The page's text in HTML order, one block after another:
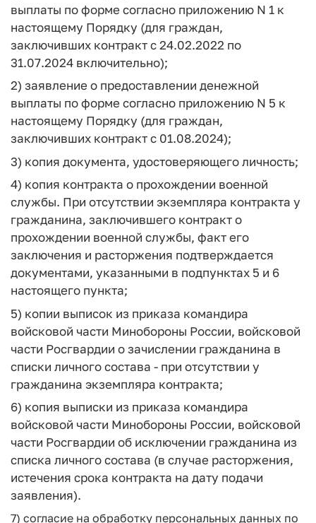
выплаты по форме согласно приложению N 1 к
настоящему Порядку (для граждан,
заключивших контракт с 24.02.2022 по
31.07.2024 включительно);
2) заявление о предоставлении денежной
выплаты по форме согласно приложению N 5 к
настоящему Порядку (для граждан,
заключивших контракт с 01.08.2024);
3) копия документа, удостоверяющего личность;
4) копия контракта о прохождении военной
службы. При отсутствии экземпляра контракта у
гражданина, заключившего контракт о
прохождении военной службы, факт его
заключения и расторжения подтверждается
документами, указанными в подпунктах 5 и 6
настоящего пункта;
5) копии выписок из приказа командира
войсковой части Минобороны России, войсковой
части Росгвардии о зачислении гражданина в
списки личного состава - при отсутствии у
гражданина экземпляра контракта;
6) копия выписки из приказа командира
войсковой части Минобороны России, войсковой
части Росгвардии об исключении гражданина из
списка личного состава (в случае расторжения,
истечения срока контракта на дату подачи
заявления).
7) согласие на обработку персональных данных по